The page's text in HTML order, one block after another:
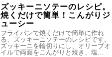
ズッキーニソテーのレシピ。
焼くだけで簡単！こんがりジ
ューシー
フライパンで焼くだけで簡単に作れ
る、ズッキーニソテーのレシピです。
ズッキーニを輪切りにし、オリーブオ
イルで両面をこんがりと焼き、塩…